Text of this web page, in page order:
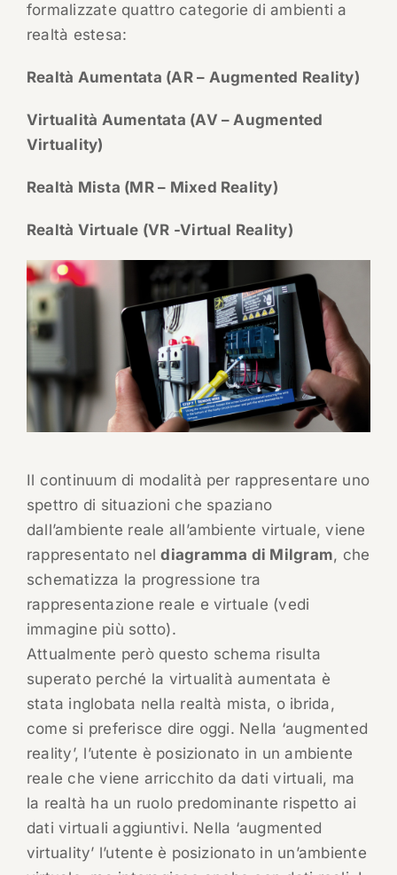
formalizzate quattro categorie di ambienti a
realtà estesa:
Realtà Aumentata (AR – Augmented Reality)
Virtualità Aumentata (AV – Augmented
Virtuality)
Realtà Mista (MR – Mixed Reality)
Realtà Virtuale (VR -Virtual Reality)
Il continuum di modalità per rappresentare uno
spettro di situazioni che spaziano
dall’ambiente reale all’ambiente virtuale, viene
rappresentato neldiagramma di Milgram, che
schematizza la progressione tra
rappresentazione reale e virtuale (vedi
immagine più sotto).
Attualmente però questo schema risulta
superato perché la virtualità aumentata è
stata inglobata nella realtà mista, o ibrida,
come si preferisce dire oggi. Nella ‘augmented
reality’, l’utente è posizionato in un ambiente
reale che viene arricchito da dati virtuali, ma
la realtà ha un ruolo predominante rispetto ai
dati virtuali aggiuntivi. Nella ‘augmented
virtuality’ l’utente è posizionato in un’ambiente